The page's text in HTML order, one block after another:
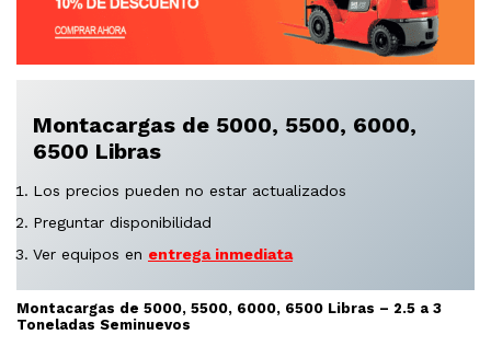
Montacargas de 5000, 5500, 6000,
6500 Libras
Los precios pueden no estar actualizados
Preguntar disponibilidad
Ver equipos en entrega inmediata
Montacargas de 5000, 5500, 6000, 6500 Libras – 2.5 a 3
Toneladas Seminuevos